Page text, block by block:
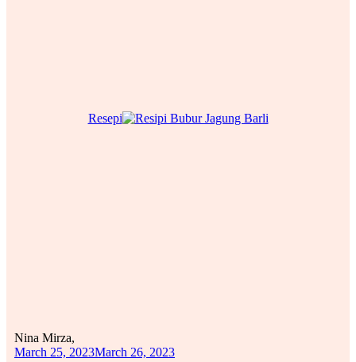
Resepi
Nina Mirza,
March 25, 2023March 26, 2023